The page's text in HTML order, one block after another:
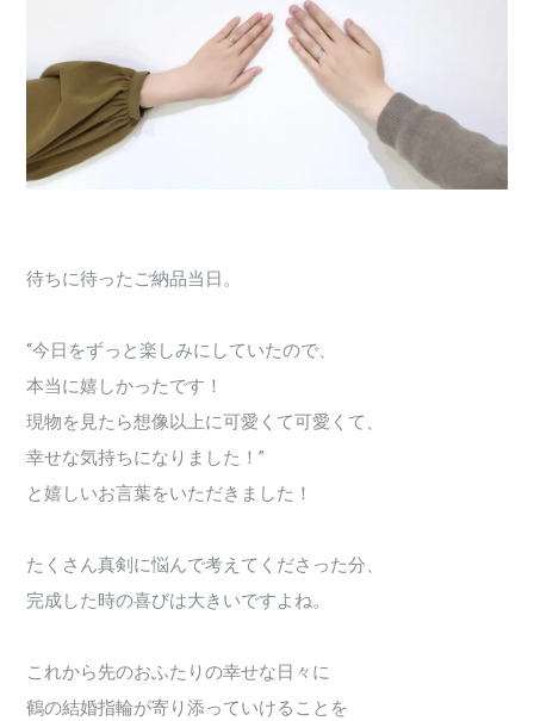
待ちに待ったご納品当日。
“今日をずっと楽しみにしていたので、
本当に嬉しかったです！
現物を見たら想像以上に可愛くて可愛くて、
幸せな気持ちになりました！”
と嬉しいお言葉をいただきました！
たくさん真剣に悩んで考えてくださった分、
完成した時の喜びは大きいですよね。
これから先のおふたりの幸せな日々に
鶴の結婚指輪が寄り添っていけることを